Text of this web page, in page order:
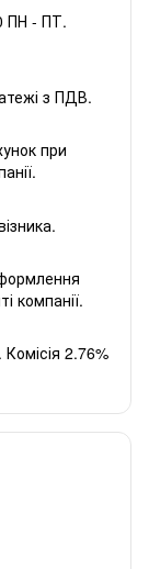
ПН - ПТ.
з ПДВ.
при
компанії.
2.76%